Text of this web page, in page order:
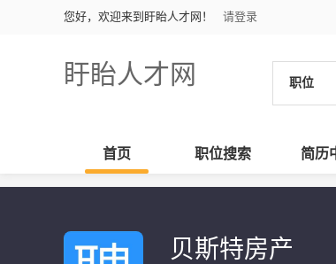
您好，欢迎来到盱眙人才网！ 请登录
盱眙人才网 职位
首页 职位搜索 简历
贝斯特房产